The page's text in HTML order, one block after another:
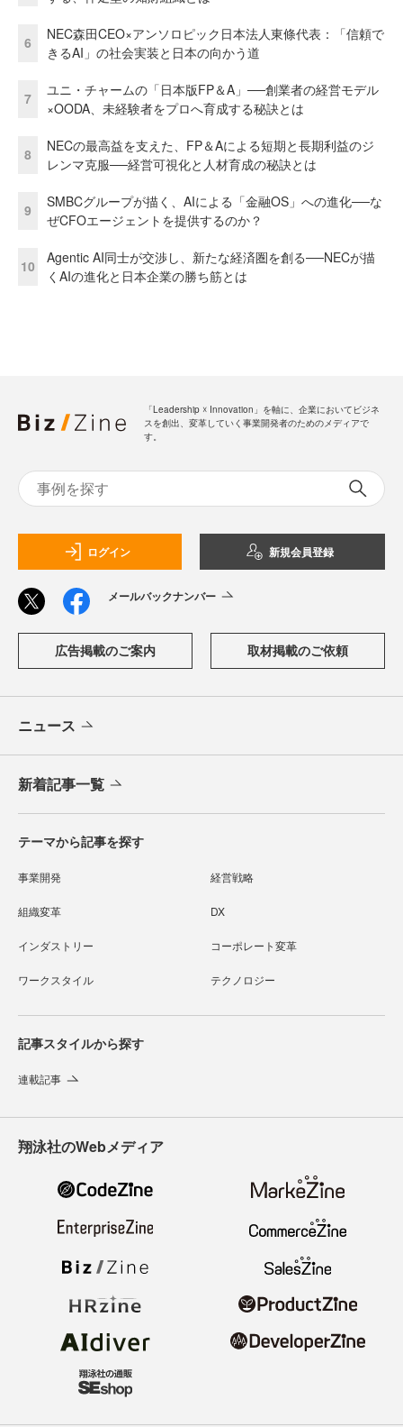
6
NEC森田CEO×アンソロピック日本法人東條代表：「信頼で
きるAI」の社会実装と日本の向かう道
7
ユニ・チャームの「日本版FP＆A」──創業者の経営モデル
×OODA、未経験者をプロへ育成する秘訣とは
8
NECの最高益を支えた、FP＆Aによる短期と長期利益のジ
レンマ克服──経営可視化と人材育成の秘訣とは
9
SMBCグループが描く、AIによる「金融OS」への進化──な
ぜCFOエージェントを提供するのか？
10
Agentic AI同士が交渉し、新たな経済圏を創る──NECが描
くAIの進化と日本企業の勝ち筋とは
「Leadership ☓ Innovation」を軸に、企業においてビジネ
スを創出、変革していく事業開発者のためのメディアで
す。
ログイン 新規会員登録
メールバックナンバー
広告掲載のご案内 取材掲載のご依頼
ニュース
新着記事一覧
テーマから記事を探す
事業開発 経営戦略
組織変革 DX
インダストリー コーポレート変革
ワークスタイル テクノロジー
記事スタイルから探す
連載記事
翔泳社のWebメディア